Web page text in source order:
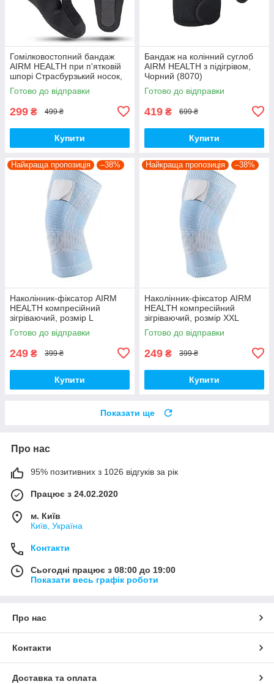
Гомілковостопний бандаж
AIRM HEALTH при п'ятковій
шпорі Страсбурзький носок,
розмір L (8937)
Готово до відправки
299 ₴ 499 ₴
Купити
Бандаж на колінний суглоб
AIRM HEALTH з підігрівом,
Чорний (8070)
Готово до відправки
419 ₴ 699 ₴
Купити
Найкраща пропозиція –38%
Наколінник-фіксатор AIRM
HEALTH компресійний
зігріваючий, розмір L
(84740002)
Готово до відправки
249 ₴ 399 ₴
Купити
Найкраща пропозиція –38%
Наколінник-фіксатор AIRM
HEALTH компресійний
зігріваючий, розмір XXL
(84740003)
Готово до відправки
249 ₴ 399 ₴
Купити
Показати ще
Про нас
95% позитивних з 1026 відгуків за рік
Працює з 24.02.2020
м. Київ
Київ, Україна
Контакти
Сьогодні працює з 08:00 до 19:00
Показати весь графік роботи
Про нас
Контакти
Доставка та оплата